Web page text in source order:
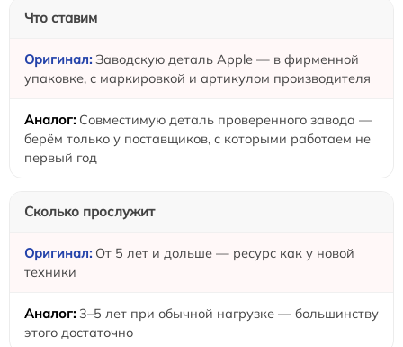
Что ставим
Заводскую деталь Apple — в фирменной
упаковке, с маркировкой и артикулом производителя
Совместимую деталь проверенного завода —
берём только у поставщиков, с которыми работаем не
первый год
Сколько прослужит
От 5 лет и дольше — ресурс как у новой
техники
3–5 лет при обычной нагрузке — большинству
этого достаточно